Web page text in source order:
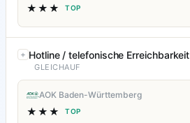
★★★ TOP
Hotline / telefonische Erreichbarkeit
GLEICHAUF
AOK Baden-Württemberg
★★★ TOP